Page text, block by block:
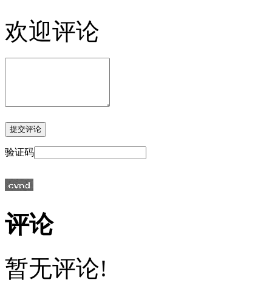
欢迎评论
验证码
评论
暂无评论!